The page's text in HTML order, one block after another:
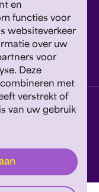
en
functies voor
websiteverkeer
over uw
voor
Deze
met
verstrekt of
van uw gebruik
wijzigen
© philzuid